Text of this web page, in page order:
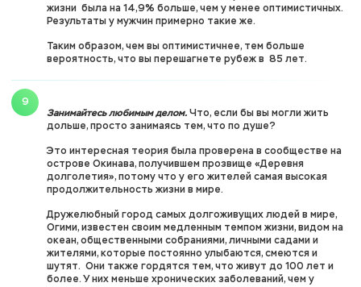
жизни была на 14,9% больше, чем у менее оптимистичных.
Результаты у мужчин примерно такие же.
Таким образом, чем вы оптимистичнее, тем больше
вероятность, что вы перешагнете рубеж в 85 лет.
Занимайтесь любимым делом. Что, если бы вы могли жить
дольше, просто занимаясь тем, что по душе?
Это интересная теория была проверена в сообществе на
острове Окинава, получившем прозвище «Деревня
долголетия», потому что у его жителей самая высокая
продолжительность жизни в мире.
Дружелюбный город самых долгоживущих людей в мире,
Огими, известен своим медленным темпом жизни, видом на
океан, общественными собраниями, личными садами и
жителями, которые постоянно улыбаются, смеются и
шутят. Они также гордятся тем, что живут до 100 лет и
более. У них меньше хронических заболеваний, чем у